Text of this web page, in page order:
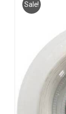
Sale!